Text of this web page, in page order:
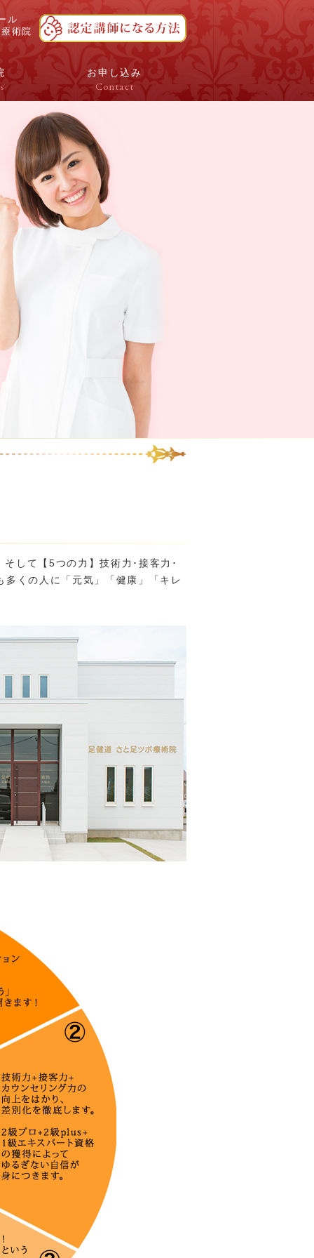
ル
術院
お申し込み
Contact
して【5つの力】技術力･接客力･
くの人に「元気」「健康」「キレ